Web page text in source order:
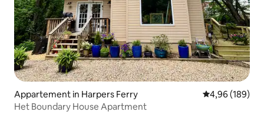
Appartement in Harpers Ferry Gemiddelde
4,96 (189)
Het Boundary House Apartment